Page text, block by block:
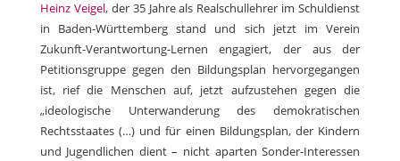
Heinz Veigel, der 35 Jahre als Realschullehrer im Schuldienst
in Baden-Württemberg stand und sich jetzt im Verein
Zukunft-Verantwortung-Lernen engagiert, der aus der
Petitionsgruppe gegen den Bildungsplan hervorgegangen
ist, rief die Menschen auf, jetzt aufzustehen gegen die
„ideologische Unterwanderung des demokratischen
Rechtsstaates (…) und für einen Bildungsplan, der Kindern
und Jugendlichen dient – nicht aparten Sonder-Interessen